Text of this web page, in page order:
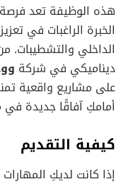
هذه الوظيفة تعد
الخبرة الراغبات في
الداخلي والتشطيبات.
ديناميكي في شركة
على مشاريع واقعية
أمامكِ آفاقًا جديدة
كيفية التقديم
إذا كانت لديكِ